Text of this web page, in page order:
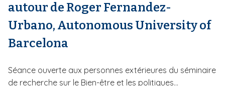
autour de Roger Fernandez-
Urbano, Autonomous University of
Barcelona
Séance ouverte aux personnes extérieures du séminaire
de recherche sur le Bien-être et les politiques...